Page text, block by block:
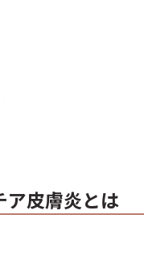
ア皮膚炎とは